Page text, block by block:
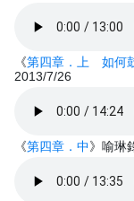
《第四章．上 如何
2013/7/26
《第四章．中》喻琳